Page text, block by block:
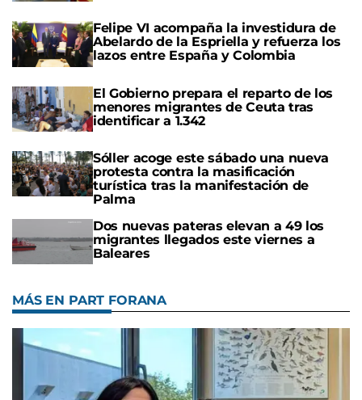
Felipe VI acompaña la investidura de
Abelardo de la Espriella y refuerza los
lazos entre España y Colombia
El Gobierno prepara el reparto de los
menores migrantes de Ceuta tras
identificar a 1.342
Sóller acoge este sábado una nueva
protesta contra la masificación
turística tras la manifestación de
Palma
Dos nuevas pateras elevan a 49 los
migrantes llegados este viernes a
Baleares
MÁS EN PART FORANA